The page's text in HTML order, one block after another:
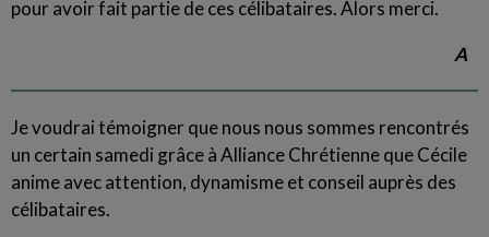
pour avoir fait partie de ces célibataires. Alors merci.
A
Je voudrai témoigner que nous nous sommes rencontrés
un certain samedi grâce à Alliance Chrétienne que Cécile
anime avec attention, dynamisme et conseil auprès des
célibataires.